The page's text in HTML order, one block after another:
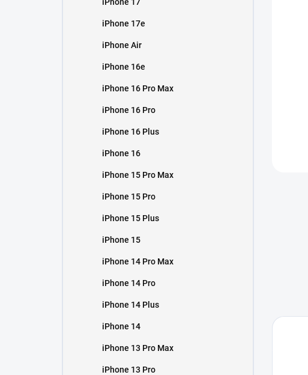
iPhone 17e
iPhone Air
iPhone 16e
iPhone 16 Pro Max
iPhone 16 Pro
iPhone 16 Plus
iPhone 16
iPhone 15 Pro Max
iPhone 15 Pro
iPhone 15 Plus
iPhone 15
iPhone 14 Pro Max
iPhone 14 Pro
iPhone 14 Plus
iPhone 14
iPhone 13 Pro Max
iPhone 13 Pro